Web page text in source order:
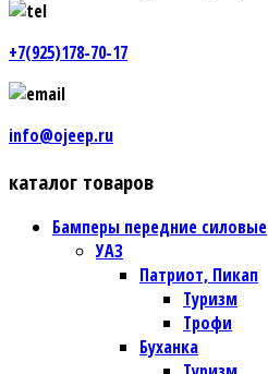
+7(925)178-70-17
info@ojeep.ru
каталог товаров
Бамперы передние силовые
УАЗ
Патриот, Пикап
Туризм
Трофи
Буханка